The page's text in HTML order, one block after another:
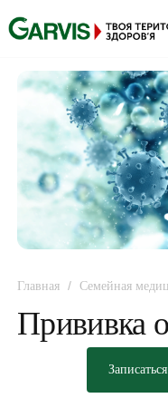
Главная / Семейная
Прививка